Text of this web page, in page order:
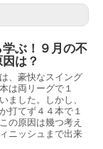
ぶ！９月の不
は？
、豪快なスイング
は両リーグで１
ました。しかし、
打てず４４本で１
の原因は幾つ考え
ニッシュまで出来